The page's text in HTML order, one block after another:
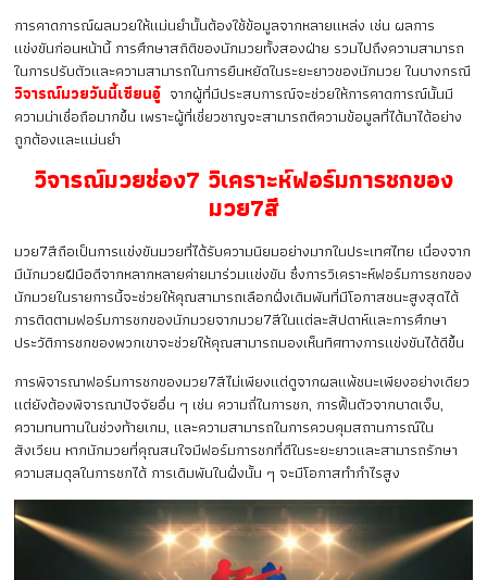
การคาดการณ์ผลมวยให้แม่นยำนั้นต้องใช้ข้อมูลจากหลายแหล่ง เช่น ผลการ
แข่งขันก่อนหน้านี้ การศึกษาสถิติของนักมวยทั้งสองฝ่าย รวมไปถึงความสามารถ
ในการปรับตัวและความสามารถในการยืนหยัดในระยะยาวของนักมวย ในบางกรณี
วิจารณ์มวยวันนี้เซียนอู๋ จากผู้ที่มีประสบการณ์จะช่วยให้การคาดการณ์นั้นมี
ความน่าเชื่อถือมากขึ้น เพราะผู้ที่เชี่ยวชาญจะสามารถตีความข้อมูลที่ได้มาได้อย่าง
ถูกต้องและแม่นยำ
วิจารณ์มวยช่อง7 วิเคราะห์ฟอร์มการชกของ
มวย7สี
มวย7สีถือเป็นการแข่งขันมวยที่ได้รับความนิยมอย่างมากในประเทศไทย เนื่องจาก
มีนักมวยฝีมือดีจากหลากหลายค่ายมาร่วมแข่งขัน ซึ่งการวิเคราะห์ฟอร์มการชกของ
นักมวยในรายการนี้จะช่วยให้คุณสามารถเลือกฝั่งเดิมพันที่มีโอกาสชนะสูงสุดได้
การติดตามฟอร์มการชกของนักมวยจากมวย7สีในแต่ละสัปดาห์และการศึกษา
ประวัติการชกของพวกเขาจะช่วยให้คุณสามารถมองเห็นทิศทางการแข่งขันได้ดีขึ้น
การพิจารณาฟอร์มการชกของมวย7สีไม่เพียงแต่ดูจากผลแพ้ชนะเพียงอย่างเดียว
แต่ยังต้องพิจารณาปัจจัยอื่น ๆ เช่น ความถี่ในการชก, การฟื้นตัวจากบาดเจ็บ,
ความทนทานในช่วงท้ายเกม, และความสามารถในการควบคุมสถานการณ์ใน
สังเวียน หากนักมวยที่คุณสนใจมีฟอร์มการชกที่ดีในระยะยาวและสามารถรักษา
ความสมดุลในการชกได้ การเดิมพันในฝั่งนั้น ๆ จะมีโอกาสทำกำไรสูง